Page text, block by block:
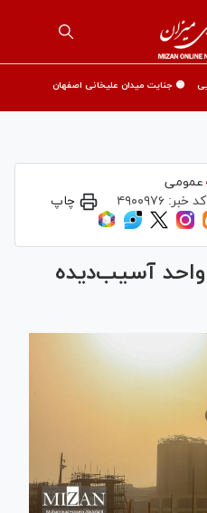
🟡 جنایت میدان علیخانی اصفهان
عمومی
کد خبر: ۴۹۰۰۹۷۶ چاپ
واحد آسیب‌دیده